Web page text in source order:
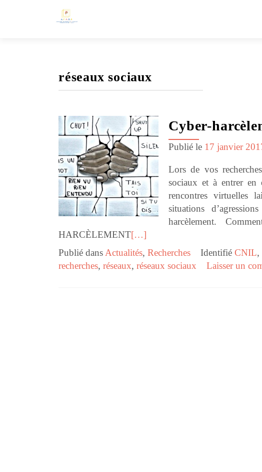
réseaux sociaux
Cyber-
Publié le 17 janvier
Lors de vos
sociaux et à entrer en
rencontres virtuelles
situations
harcèlement.
HARCÈLEMENT[…]
Publié dans Actualités, Recherches Identifié CNIL,
recherches, réseaux, réseaux sociaux Laisser un